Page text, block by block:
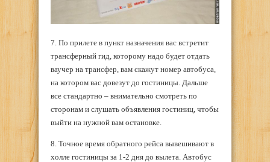
7. По прилете в пункт назначения вас встретит
трансферный гид, которому надо будет отдать
ваучер на трансфер, вам скажут номер автобуса,
на котором вас довезут до гостиницы. Дальше
все стандартно – внимательно смотреть по
сторонам и слушать объявления гостиниц, чтобы
выйти на нужной вам остановке.
8. Точное время обратного рейса вывешивают в
холле гостиницы за 1-2 дня до вылета. Автобус